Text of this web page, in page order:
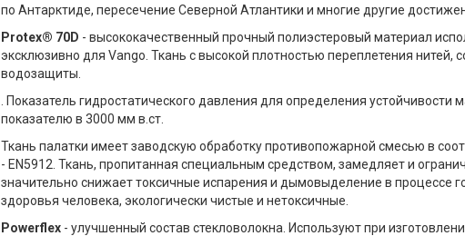
по Антарктиде, пересечение Северной Атлантики и многие другие
Protex® 70D - высококачественный прочный полиэстеровый материал
эксклюзивно для Vango. Ткань с высокой плотностью переплетения нитей,
водозащиты.
. Показатель гидростатического давления для определения
показателю в 3000 мм в.ст.
Ткань палатки имеет заводскую обработку противопожарной смесью в
- EN5912. Ткань, пропитанная специальным средством, замедляет и
значительно снижает токсичные испарения и дымовыделение в процессе
здоровья человека, экологически чистые и нетоксичные.
Powerflex - улучшенный состав стекловолокна. Используют при